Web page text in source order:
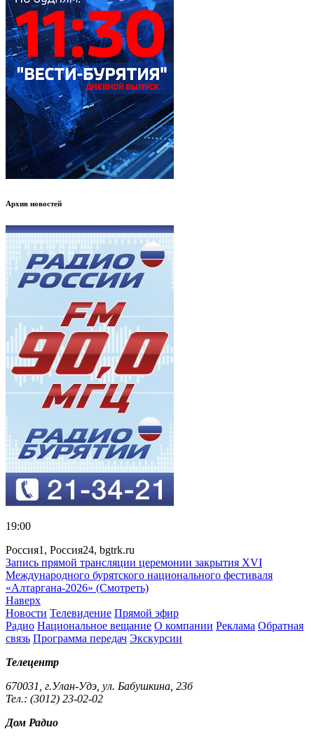
Архив новостей
19:00
Россия1, Россия24, bgtrk.ru
Запись прямой трансляции церемонии закрытия XVI
Международного бурятского национального фестиваля
«Алтаргана-2026» (Смотреть)
Наверх
Новости Телевидение Прямой эфир
Радио Национальное вещание О компании Реклама Обратная
связь Программа передач Экскурсии
Телецентр
670031, г.Улан-Удэ, ул. Бабушкина, 23б
Тел.: (3012) 23-02-02
Дом Радио